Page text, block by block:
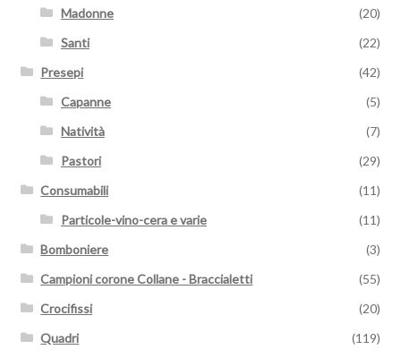
Madonne
(20)
Santi
(22)
Presepi
(42)
Capanne
(5)
Natività
(7)
Pastori
(29)
Consumabili
(11)
Particole-vino-cera e varie
(11)
Bomboniere
(3)
Campioni corone Collane - Braccialetti
(55)
Crocifissi
(20)
Quadri
(119)